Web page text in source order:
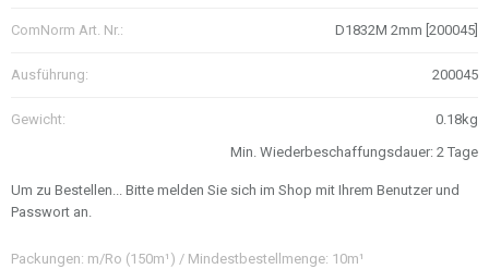
ComNorm Art. Nr.: D1832M 2mm [200045]
Ausführung: 200045
Gewicht:
0.18kg
Min. Wiederbeschaffungsdauer: 2 Tage
Um zu Bestellen... Bitte melden Sie sich im Shop mit Ihrem Benutzer und
Passwort an.
Packungen: m/Ro (150m¹) / Mindestbestellmenge: 10m¹